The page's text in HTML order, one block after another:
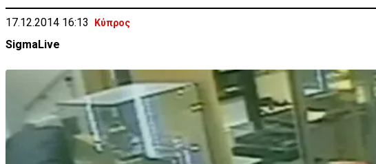
17.12.2014 16:13 Κύπρος
SigmaLive